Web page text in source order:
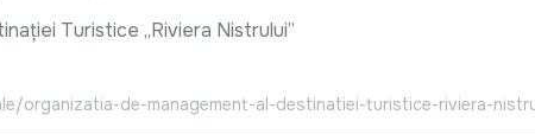
Turistice „Riviera Nistrului”
organizatia-de-management-al-destinatiei-turistice-riviera-